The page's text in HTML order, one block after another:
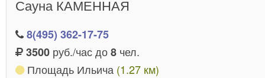
Сауна КАМЕННАЯ
8(495) 362-17-75
3500 руб./час до8 чел.
Площадь Ильича (1.27 км)